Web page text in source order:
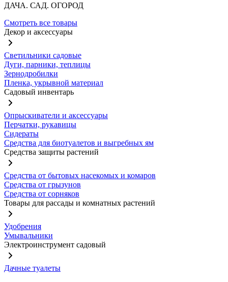
ДАЧА. САД. ОГОРОД
Смотреть все товары
Декор и аксессуары
Светильники садовые
Дуги, парники, теплицы
Зернодробилки
Пленка, укрывной материал
Садовый инвентарь
Опрыскиватели и аксессуары
Перчатки, рукавицы
Сидераты
Средства для биотуалетов и выгребных ям
Средства защиты растений
Средства от бытовых насекомых и комаров
Средства от грызунов
Средства от сорняков
Товары для рассады и комнатных растений
Удобрения
Умывальники
Электроинструмент садовый
Дачные туалеты